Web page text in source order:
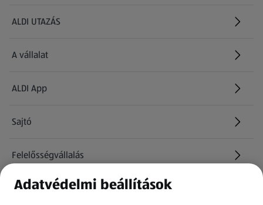
ALDI UTAZÁS
(új oldalon nyílik meg)
A vállalat
ALDI App
Sajtó
Felelősségvállalás
Információk
Adatvédelmi beállítások